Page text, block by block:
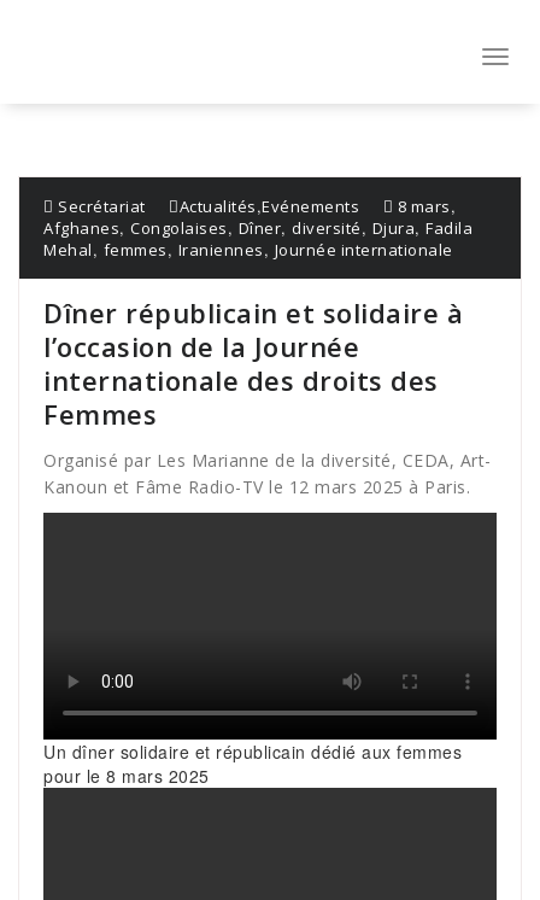
Secrétariat Actualités,Evénements 8 mars,
Afghanes, Congolaises, Dîner, diversité, Djura, Fadila
Mehal, femmes, Iraniennes, Journée internationale
Dîner républicain et solidaire à
l’occasion de la Journée
internationale des droits des
Femmes
Organisé par Les Marianne de la diversité, CEDA, Art-
Kanoun et Fâme Radio-TV le 12 mars 2025 à Paris.
Un dîner solidaire et républicain dédié aux femmes
pour le 8 mars 2025